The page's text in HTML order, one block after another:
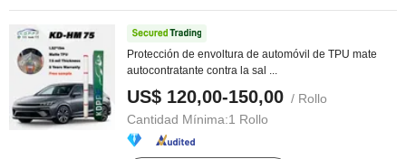
Protección de envoltura de automóvil de TPU mate
autocontratante contra la sal ...
US$ 120,00-150,00 / Rollo
Cantidad Mínima:1 Rollo